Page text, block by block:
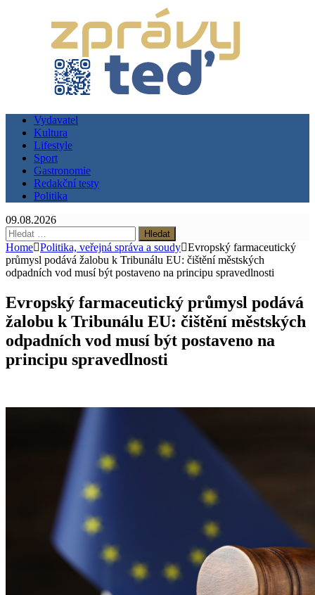
Vydavatel
Kultura
Lifestyle
Sport
Gastronomie
Redakční testy
Politika
09.08.2026
Vyhledávání
Home Politika, veřejná správa a soudy Evropský farmaceutický
průmysl podává žalobu k Tribunálu EU: čištění městských
odpadních vod musí být postaveno na principu spravedlnosti
Evropský farmaceutický průmysl podává
žalobu k Tribunálu EU: čištění městských
odpadních vod musí být postaveno na
principu spravedlnosti